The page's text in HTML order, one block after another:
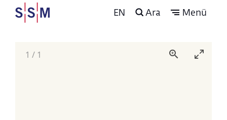
EN Ara Menü
1 / 1